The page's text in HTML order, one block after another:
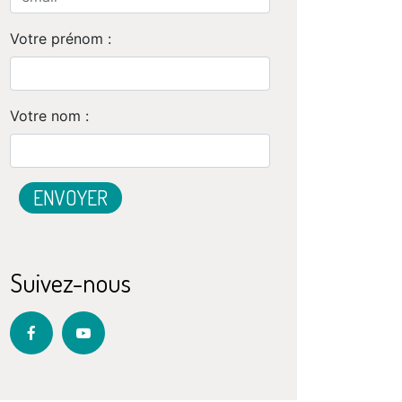
Votre prénom :
Votre nom :
Suivez-nous